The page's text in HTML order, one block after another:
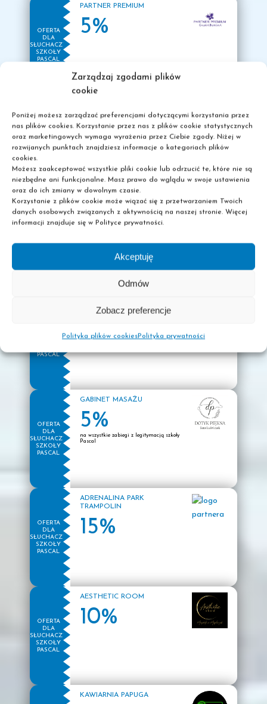
Zarządzaj zgodami plików
cookie
Poniżej możesz zarządzać preferencjami dotyczącymi korzystania przez
nas plików cookies. Korzystanie przez nas z plików cookie statystycznych
oraz marketingowych wymaga wyrażenia przez Ciebie zgody. Niżej w
rozwijanych punktach znajdziesz informacje o kategoriach plików
cookies.
Możesz zaakceptować wszystkie pliki cookie lub odrzucić te, które nie są
niezbędne ani funkcjonalne. Masz prawo do wglądu w swoje ustawienia
oraz do ich zmiany w dowolnym czasie.
Korzystanie z plików cookie może wiązać się z przetwarzaniem Twoich
danych osobowych związanych z aktywnością na naszej stronie. Więcej
informacji znajduje się w Polityce prywatności.
Akceptuję
Odmów
Zobacz preferencje
Polityka plików cookiesPolityka prywatności
kwietnia
Wszystkich Słuchaczy przystępujących do egzaminów
zawodowych w czerwcu 2023r. zapraszamy do
(indywidualny harmonogram + wytyczne).
Termin odbioru informacji upływa 28.04.2023r.
Wyniki egzaminów
zawodowych oraz odbiór
dokumentów
2023
29
Wyniki egzaminów zawodowych będą dostępne 31
marca 2023r. Odbiór dokumentów będzie możliwy od
6 kwietnia 2023r.
OFERTA
DLA
SŁUCHACZY
SZKOŁY
PASCAL
PARTNER PREMIUM
5%
OFERTA
DLA
SŁUCHACZY
SZKOŁY
25%
Na zdjęcia do dokumentów
OFERTA
SŁUCHACZY
HELIOS PŁOCK
dla grupy min. 10 osób cena biletu 13zł/os.
SŁUCHACZY
PASCAL
na zajęcia grupowe
OFERTA
DLA
SŁUCHACZY
SZKOŁY
PASCAL
GABINET MASAŻU
5%
na wszystkie zabiegi z legitymacją szkoły
Pascal
OFERTA
DLA
SŁUCHACZY
SZKOŁY
PASCAL
ADRENALINA PARK
TRAMPOLIN
15%
OFERTA
DLA
SŁUCHACZY
SZKOŁY
PASCAL
AESTHETIC ROOM
10%
KAWIARNIA PAPUGA